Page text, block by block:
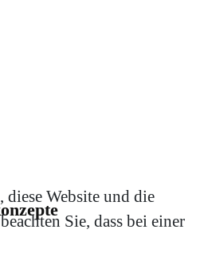
Website und die
Sie, dass bei einer